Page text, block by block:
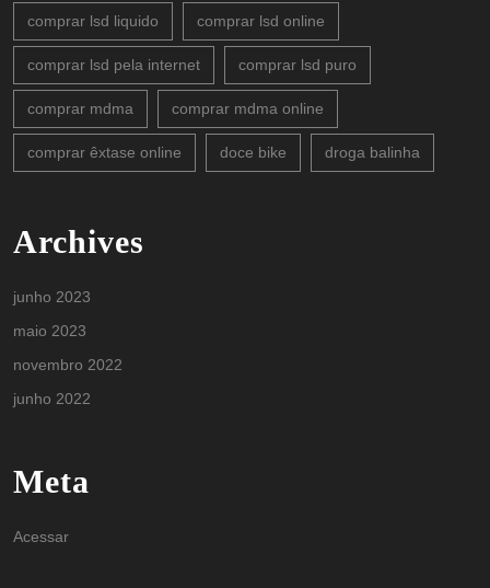
comprar lsd liquido comprar lsd online
comprar lsd pela internet comprar lsd puro
comprar mdma comprar mdma online
comprar êxtase online doce bike droga balinha
Archives
junho 2023
maio 2023
novembro 2022
junho 2022
Meta
Acessar